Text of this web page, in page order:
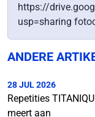
https://
usp=sharing
ANDERE
28 JUL 2026
Repetities
meert aan